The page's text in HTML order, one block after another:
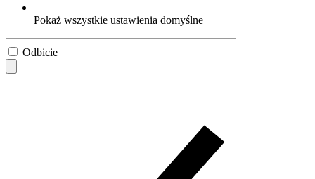
Pokaż wszystkie ustawienia domyślne
Odbicie